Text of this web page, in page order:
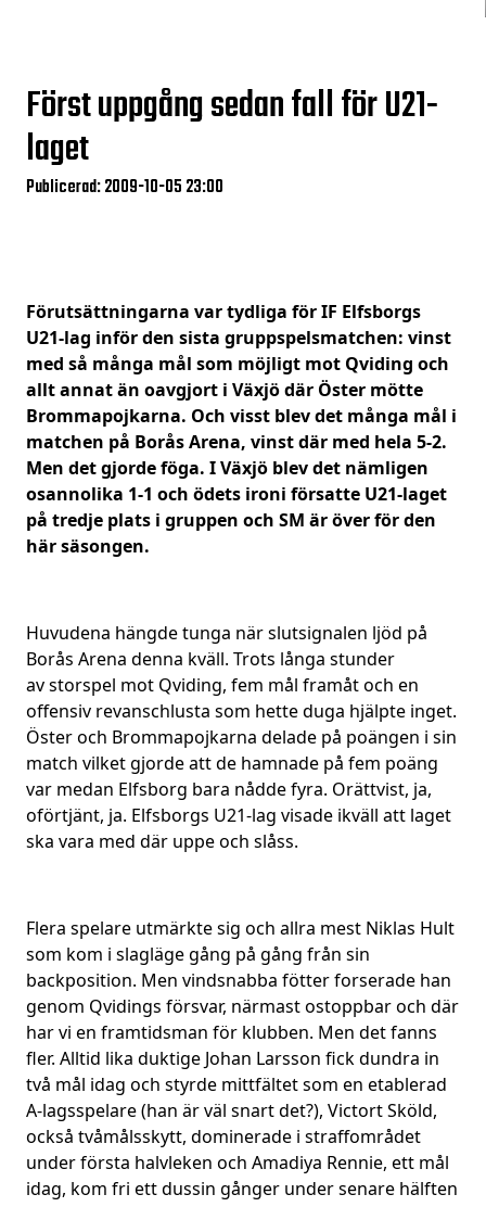
Först uppgång sedan fall för U21-
laget
Publicerad: 2009-10-05 23:00
Förutsättningarna var tydliga för IF Elfsborgs
U21-lag inför den sista gruppspelsmatchen: vinst
med så många mål som möjligt mot Qviding och
allt annat än oavgjort i Växjö där Öster mötte
Brommapojkarna. Och visst blev det många mål i
matchen på Borås Arena, vinst där med hela 5-2.
Men det gjorde föga. I Växjö blev det nämligen
osannolika 1-1 och ödets ironi försatte U21-laget
på tredje plats i gruppen och SM är över för den
här säsongen.
Huvudena hängde tunga när slutsignalen ljöd på
Borås Arena denna kväll. Trots långa stunder
av storspel mot Qviding, fem mål framåt och en
offensiv revanschlusta som hette duga hjälpte inget.
Öster och Brommapojkarna delade på poängen i sin
match vilket gjorde att de hamnade på fem poäng
var medan Elfsborg bara nådde fyra. Orättvist, ja,
oförtjänt, ja. Elfsborgs U21-lag visade ikväll att laget
ska vara med där uppe och slåss.
Flera spelare utmärkte sig och allra mest Niklas Hult
som kom i slagläge gång på gång från sin
backposition. Men vindsnabba fötter forserade han
genom Qvidings försvar, närmast ostoppbar och där
har vi en framtidsman för klubben. Men det fanns
fler. Alltid lika duktige Johan Larsson fick dundra in
två mål idag och styrde mittfältet som en etablerad
A-lagsspelare (han är väl snart det?), Victort Sköld,
också tvåmålsskytt, dominerade i straffområdet
under första halvleken och Amadiya Rennie, ett mål
idag, kom fri ett dussin gånger under senare hälften